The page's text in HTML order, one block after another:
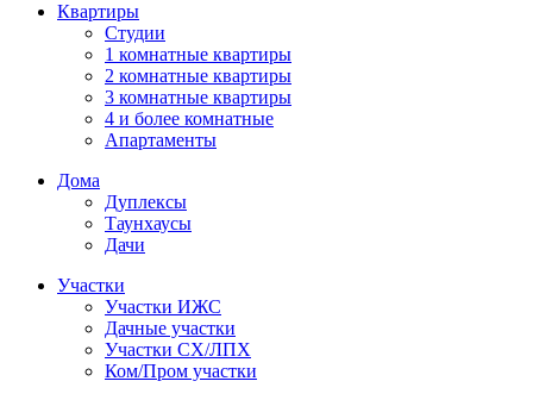
Квартиры
Студии
1 комнатные квартиры
2 комнатные квартиры
3 комнатные квартиры
4 и более комнатные
Апартаменты
Дома
Дуплексы
Таунхаусы
Дачи
Участки
Участки ИЖС
Дачные участки
Участки СХ/ЛПХ
Ком/Пром участки